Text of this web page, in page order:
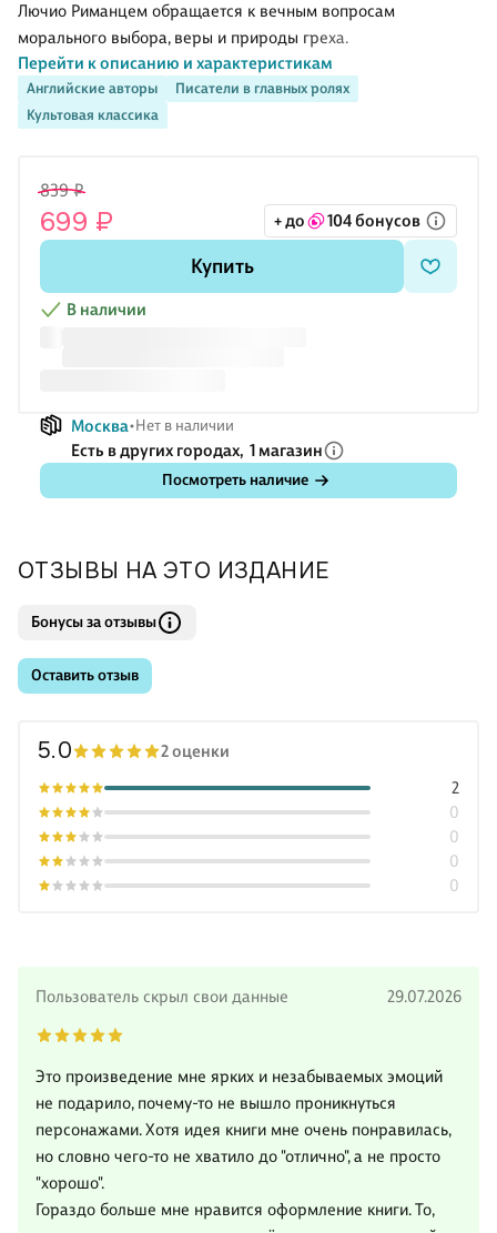
Английские авторы
Писатели в главных ролях
Культовая классика
Лючио Риманцем обращается к вечным вопросам
морального выбора, веры и природы греха.
Этот роман-притча, соединяющий личную драму и глубокую
философскую проблематику, стал читательской сенсацией
своего времени и остается значимым произведением,
эпохи о цене земных соблазнов. Созданный под влиянием
теософских идей Елены Блаватской, этот роман буквально
взорвал книжный рынок своего времени. Такого ажиотажа
на английском языке не
Перейти к описанию и характеристикам
839 ₽
699 ₽ + до 104 бонусов
Купить
В наличии
Москва Нет в наличии
Есть в других городах, 1 магазин
Посмотреть наличие
ОТЗЫВЫ НА ЭТО ИЗДАНИЕ
Бонусы за отзывы
Оставить отзыв
5.0 2 оценки
0
0
0
0
2
Пользователь скрыл свои данные 29.07.2026
Это произведение мне ярких и незабываемых эмоций
не подарило, почему-то не вышло проникнуться
персонажами. Хотя идея книги мне очень понравилась,
но словно чего-то не хватило до "отлично", а не просто
"хорошо".
Гораздо больше мне нравится оформление книги. То,